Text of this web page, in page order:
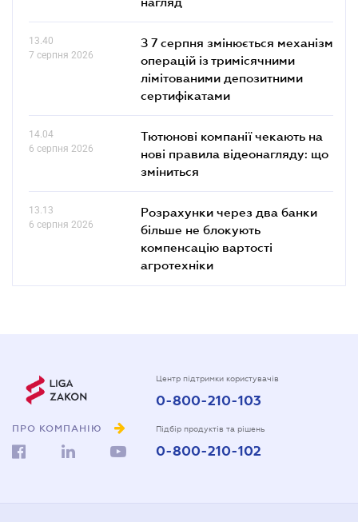
13.40
7 серпня 2026
З 7 серпня змінюється механізм
операцій із тримісячними
лімітованими депозитними
сертифікатами
14.04
6 серпня 2026
Тютюнові компанії чекають на
нові правила відеонагляду: що
зміниться
13.13
6 серпня 2026
Розрахунки через два банки
більше не блокують
компенсацію вартості
агротехніки
ПРО КОМПАНІЮ
Центр підтримки користувачів
0-800-210-103
Підбір продуктів та рішень
0-800-210-102